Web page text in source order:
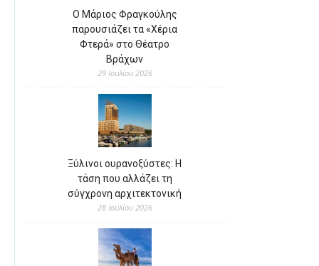
Ο Μάριος Φραγκούλης
παρουσιάζει τα «Χέρια
Φτερά» στο Θέατρο
Βράχων
29 Ιουλίου 2026
Ξύλινοι ουρανοξύστες: Η
τάση που αλλάζει τη
σύγχρονη αρχιτεκτονική
28 Ιουλίου 2026